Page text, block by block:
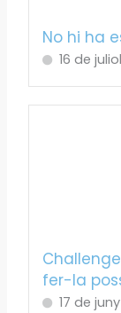
No hi ha
16 de
fer-la
17 de